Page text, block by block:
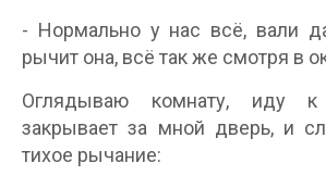
- Нормально у нас всё, вали
рычит она, всё так же смотря в
Оглядываю комнату, иду
закрывает за мной дверь, и
тихое рычание: